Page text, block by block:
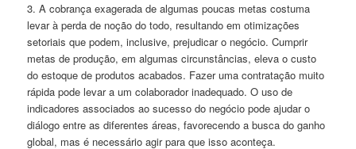
3. A cobrança exagerada de algumas poucas metas costuma
levar à perda de noção do todo, resultando em otimizações
setoriais que podem, inclusive, prejudicar o negócio. Cumprir
metas de produção, em algumas circunstâncias, eleva o custo
do estoque de produtos acabados. Fazer uma contratação muito
rápida pode levar a um colaborador inadequado. O uso de
indicadores associados ao sucesso do negócio pode ajudar o
diálogo entre as diferentes áreas, favorecendo a busca do ganho
global, mas é necessário agir para que isso aconteça.